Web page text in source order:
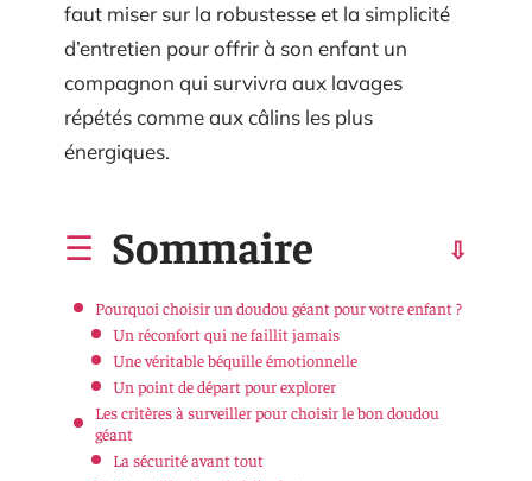
faut miser sur la robustesse et la simplicité
d’entretien pour offrir à son enfant un
compagnon qui survivra aux lavages
répétés comme aux câlins les plus
énergiques.
Sommaire
Pourquoi choisir un doudou géant pour votre enfant ?
Un réconfort qui ne faillit jamais
Une véritable béquille émotionnelle
Un point de départ pour explorer
Les critères à surveiller pour choisir le bon doudou
géant
La sécurité avant tout